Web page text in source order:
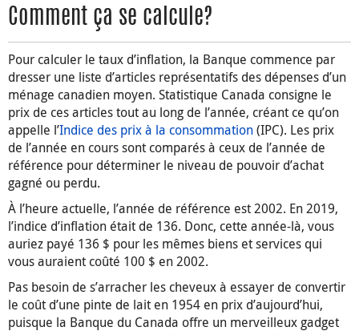
Comment ça se calcule?
Pour calculer le taux d’inflation, la Banque commence par
dresser une liste d’articles représentatifs des dépenses d’un
ménage canadien moyen. Statistique Canada consigne le
prix de ces articles tout au long de l’année, créant ce qu’on
appelle l’Indice des prix à la consommation(IPC). Les prix
de l’année en cours sont comparés à ceux de l’année de
référence pour déterminer le niveau de pouvoir d’achat
gagné ou perdu.
À l’heure actuelle, l’année de référence est 2002. En 2019,
l’indice d’inflation était de 136. Donc, cette année-là, vous
auriez payé 136 $ pour les mêmes biens et services qui
vous auraient coûté 100 $ en 2002.
Pas besoin de s’arracher les cheveux à essayer de convertir
le coût d’une pinte de lait en 1954 en prix d’aujourd’hui,
puisque la Banque du Canada offre un merveilleux gadget